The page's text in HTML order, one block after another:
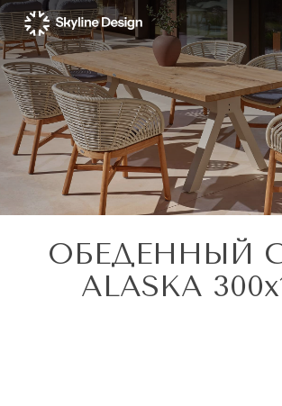
Skip
to
main
content
ОБЕДЕННЫЙ
ALASKA